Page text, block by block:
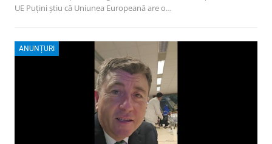
UE Puțini știu că Uniunea Europeană are o…
ANUNȚURI